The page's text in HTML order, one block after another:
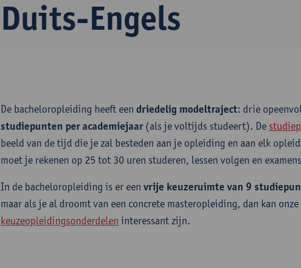
Duits-Engels
De bacheloropleiding heeft een driedelig modeltraject: drie
studiepunten per academiejaar(als je voltijds studeert). De
beeld van de tijd die je zal besteden aan je opleiding en aan elk
moet je rekenen op 25 tot 30 uren studeren, lessen volgen en
In de bacheloropleiding is er een vrije keuzeruimte van 9
maar als je al droomt van een concrete masteropleiding, dan kan onze
keuzeopleidingsonderdelen interessant zijn.